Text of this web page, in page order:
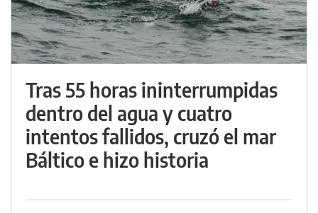
Tras 55 horas ininterrumpidas
dentro del agua y cuatro
intentos fallidos, cruzó el mar
Báltico e hizo historia